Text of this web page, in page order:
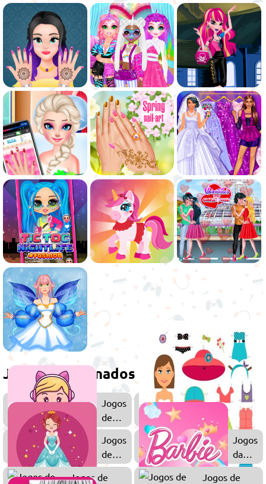
Jogos relacionados
Jogos
de
Meninas
Jogos
de
Princesas
Jogos
da
Barbie
Jogos de
Jogos de